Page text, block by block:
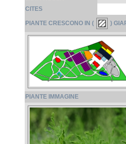
CITES
PIANTE CRESCONO IN ( )
PIANTE IMMAGINE